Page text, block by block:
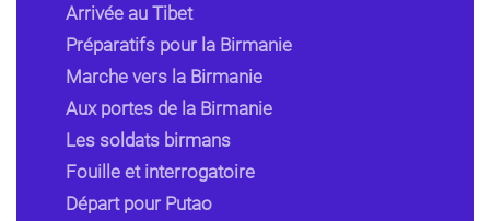
Arrivée au Tibet
Préparatifs pour la Birmanie
Marche vers la Birmanie
Aux portes de la Birmanie
Les soldats birmans
Fouille et interrogatoire
Départ pour Putao